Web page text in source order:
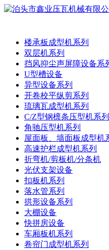
楼承板成型机系列
双层机系列
挡风抑尘声屏障设备系
U型槽设备
异型设备系列
开卷校平纵剪系列
琉璃瓦成型机系列
C/Z型钢檩条压型机系列
角驰压型机系列
屋面板、墙面板成型机
高速护栏成型机系列
折弯机/剪板机/分条机
光伏支架设备
扣板机系列
落水管系列
拱形设备系列
大棚设备
快拼房设备
车厢板机系列
卷帘门成型机系列